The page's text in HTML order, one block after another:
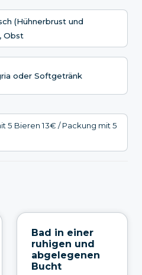
(Hühnerbrust und
Obst
oder Softgetränk
5 Bieren 13€ / Packung mit 5
Bad in einer
ruhigen und
abgelegenen
Bucht